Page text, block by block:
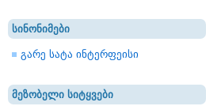
სინონიმები
გარე სატა ინტერფეისი
მეზობელი სიტყვები